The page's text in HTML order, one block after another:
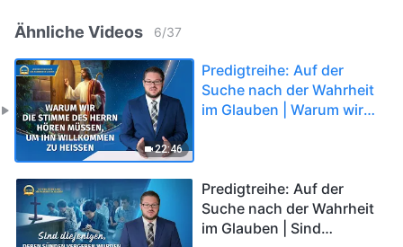
Ähnliche Videos 6/37
22:46
Predigtreihe: Auf der
Suche nach der Wahrheit
im Glauben | Warum wir
Predigtreihe: Auf der
Suche nach der Wahrheit
im Glauben | Sind